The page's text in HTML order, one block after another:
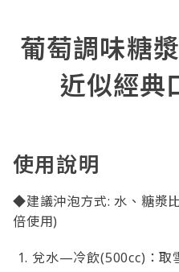
葡萄調味糖
近似經典
使用說明
◆建議沖泡方式: 水、糖漿
倍使用)
兌水—冷飲(500cc)：取